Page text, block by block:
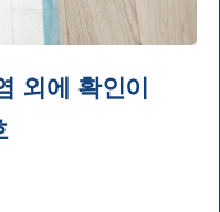
외에 확인이